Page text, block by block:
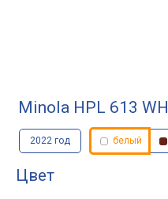
Minola HPL 613 WH
2022 год белый
Цвет